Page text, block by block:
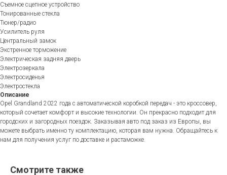
Съемное сцепное устройство
Тонированные стекла
Тюнер/радио
Усилитель руля
Центральный замок
Экстренное торможение
Электрическая задняя дверь
Электрозеркала
Электросиденья
Электростекла
Описание
Opel Grandland 2022 года с автоматической коробкой передач - это кроссовер,
который сочетает комфорт и высокие технологии. Он прекрасно подходит для
городских и загородных поездок. Заказывая авто под заказ из Европы, вы
можете выбрать именно ту комплектацию, которая вам нужна. Обращайтесь к
нам для получения услуг по доставке и растаможке.
Смотрите также